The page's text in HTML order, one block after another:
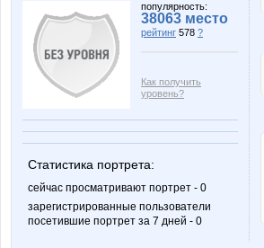
популярность:
38063 место
рейтинг 578 ?
Как получить
уровень?
Статистика портрета:
сейчас просматривают портрет - 0
зарегистрированные пользователи
посетившие портрет за 7 дней - 0